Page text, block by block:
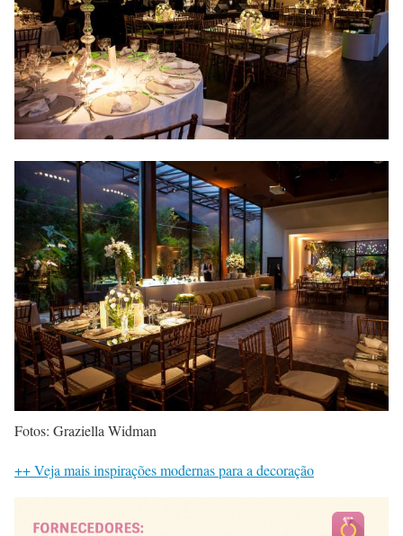
Fotos: Graziella Widman
++ Veja mais inspirações modernas para a decoração